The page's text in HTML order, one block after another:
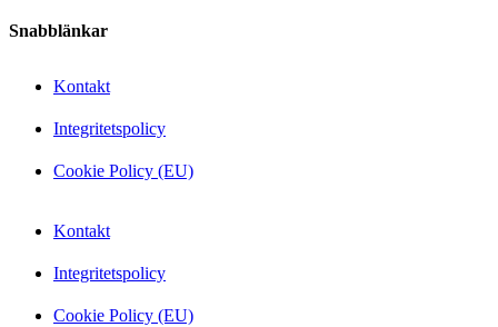
Snabblänkar
Kontakt
Integritetspolicy
Cookie Policy (EU)
Kontakt
Integritetspolicy
Cookie Policy (EU)